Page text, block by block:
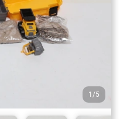
1/5